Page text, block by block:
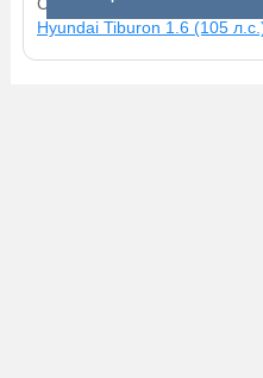
Hyundai Tiburon 1.6 (105